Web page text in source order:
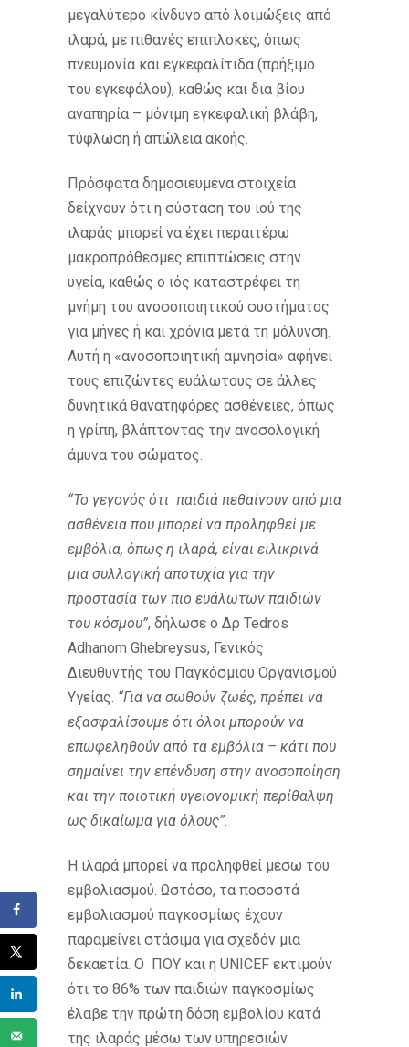
μεγαλύτερο κίνδυνο από λοιμώξεις από
ιλαρά, με πιθανές επιπλοκές, όπως
πνευμονία και εγκεφαλίτιδα (πρήξιμο
του εγκεφάλου), καθώς και δια βίου
αναπηρία – μόνιμη εγκεφαλική βλάβη,
τύφλωση ή απώλεια ακοής.
Πρόσφατα δημοσιευμένα στοιχεία
δείχνουν ότι η σύσταση του ιού της
ιλαράς μπορεί να έχει περαιτέρω
μακροπρόθεσμες επιπτώσεις στην
υγεία, καθώς ο ιός καταστρέφει τη
μνήμη του ανοσοποιητικού συστήματος
για μήνες ή και χρόνια μετά τη μόλυνση.
Αυτή η «ανοσοποιητική αμνησία» αφήνει
τους επιζώντες ευάλωτους σε άλλες
δυνητικά θανατηφόρες ασθένειες, όπως
η γρίπη, βλάπτοντας την ανοσολογική
άμυνα του σώματος.
“Το γεγονός ότι παιδιά πεθαίνουν από μια
ασθένεια που μπορεί να προληφθεί με
εμβόλια, όπως η ιλαρά, είναι ειλικρινά
μια συλλογική αποτυχία για την
προστασία των πιο ευάλωτων παιδιών
του κόσμου”, δήλωσε ο Δρ Tedros
Adhanom Ghebreysus, Γενικός
Διευθυντής του Παγκόσμιου Οργανισμού
Υγείας. “Για να σωθούν ζωές, πρέπει να
εξασφαλίσουμε ότι όλοι μπορούν να
επωφεληθούν από τα εμβόλια – κάτι που
σημαίνει την επένδυση στην ανοσοποίηση
και την ποιοτική υγειονομική περίθαλψη
ως δικαίωμα για όλους”.
Η ιλαρά μπορεί να προληφθεί μέσω του
εμβολιασμού. Ωστόσο, τα ποσοστά
εμβολιασμού παγκοσμίως έχουν
παραμείνει στάσιμα για σχεδόν μια
δεκαετία. Ο ΠΟΥ και η UNICEF εκτιμούν
ότι το 86% των παιδιών παγκοσμίως
έλαβε την πρώτη δόση εμβολίου κατά
της ιλαράς μέσω των υπηρεσιών